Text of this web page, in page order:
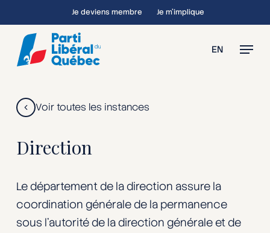
to
main
content
Je deviens membre Je m’implique
EN Menu
Voir toutes les instances
Direction
Le département de la direction assure la
coordination générale de la permanence
sous l’autorité de la direction générale et de